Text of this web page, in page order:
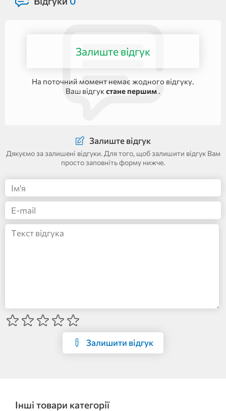
Залиште відгук
На поточний момент немає жодного відгуку.
Ваш відгук стане першим .
Залиште відгук
Дякуємо за залишені відгуки. Для того, щоб залишити відгук Вам
просто заповніть форму нижче.
Залишити відгук
Інші товари категорії